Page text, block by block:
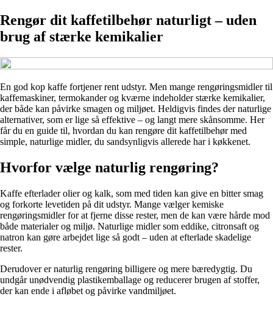
Rengør dit kaffetilbehør naturligt – uden
brug af stærke kemikalier
En god kop kaffe fortjener rent udstyr. Men mange rengøringsmidler til
kaffemaskiner, termokander og kværne indeholder stærke kemikalier,
der både kan påvirke smagen og miljøet. Heldigvis findes der naturlige
alternativer, som er lige så effektive – og langt mere skånsomme. Her
får du en guide til, hvordan du kan rengøre dit kaffetilbehør med
simple, naturlige midler, du sandsynligvis allerede har i køkkenet.
Hvorfor vælge naturlig rengøring?
Kaffe efterlader olier og kalk, som med tiden kan give en bitter smag
og forkorte levetiden på dit udstyr. Mange vælger kemiske
rengøringsmidler for at fjerne disse rester, men de kan være hårde mod
både materialer og miljø. Naturlige midler som eddike, citronsaft og
natron kan gøre arbejdet lige så godt – uden at efterlade skadelige
rester.
Derudover er naturlig rengøring billigere og mere bæredygtig. Du
undgår unødvendig plastikemballage og reducerer brugen af stoffer,
der kan ende i afløbet og påvirke vandmiljøet.